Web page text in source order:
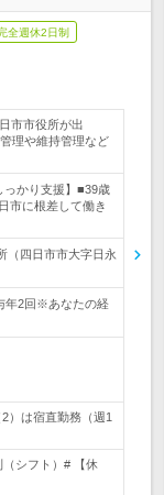
全週休2日制
市市役所が出
理や維持管理など
っかり支援】■39歳
市に根差して働き
（四日市市大字日永
年2回※あなたの経
）は宿直勤務（週1
シフト）# 【休